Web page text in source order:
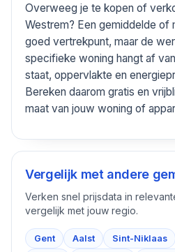
Overweeg je te kopen of
Westrem? Een gemiddelde of
goed vertrekpunt, maar de
specifieke woning hangt af
staat, oppervlakte en
Bereken daarom gratis en
maat van jouw woning of
Vergelijk met andere
Verken snel prijsdata in
vergelijk met jouw regio.
Gent Aalst Sint-Niklaas